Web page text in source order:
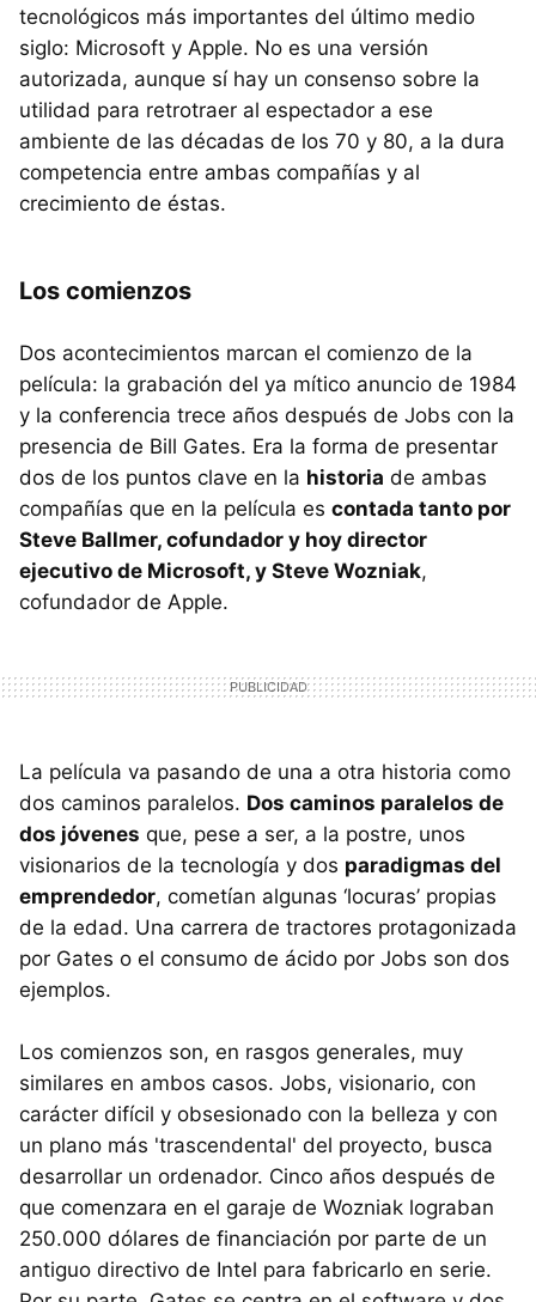
tecnológicos más importantes del último medio
siglo: Microsoft y Apple. No es una versión
autorizada, aunque sí hay un consenso sobre la
utilidad para retrotraer al espectador a ese
ambiente de las décadas de los 70 y 80, a la dura
competencia entre ambas compañías y al
crecimiento de éstas.
Los comienzos
Dos acontecimientos marcan el comienzo de la
película: la grabación del ya mítico anuncio de 1984
y la conferencia trece años después de Jobs con la
presencia de Bill Gates. Era la forma de presentar
dos de los puntos clave en la historia de ambas
compañías que en la película es contada tanto por
Steve Ballmer, cofundador y hoy director
ejecutivo de Microsoft, y Steve Wozniak,
cofundador de Apple.
La película va pasando de una a otra historia como
dos caminos paralelos. Dos caminos paralelos de
dos jóvenes que, pese a ser, a la postre, unos
visionarios de la tecnología y dos paradigmas del
emprendedor, cometían algunas ‘locuras’ propias
de la edad. Una carrera de tractores protagonizada
por Gates o el consumo de ácido por Jobs son dos
ejemplos.
Los comienzos son, en rasgos generales, muy
similares en ambos casos. Jobs, visionario, con
carácter difícil y obsesionado con la belleza y con
un plano más 'trascendental' del proyecto, busca
desarrollar un ordenador. Cinco años después de
que comenzara en el garaje de Wozniak lograban
250.000 dólares de financiación por parte de un
antiguo directivo de Intel para fabricarlo en serie.